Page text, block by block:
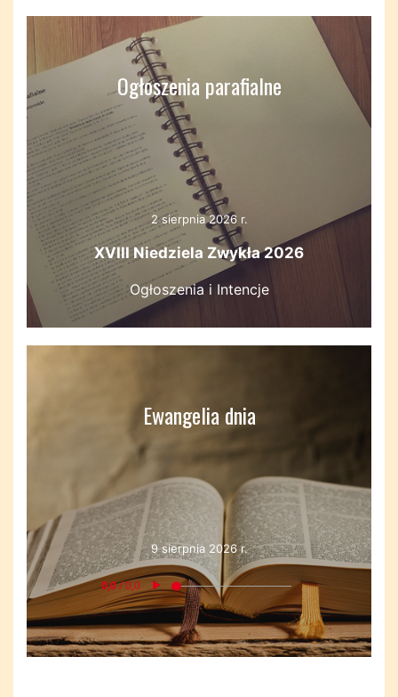
Ogłoszenia parafialne
2 sierpnia 2026 r.
XVIII Niedziela Zwykła 2026
Ogłoszenia i Intencje
Ewangelia dnia
9 sierpnia 2026 r.